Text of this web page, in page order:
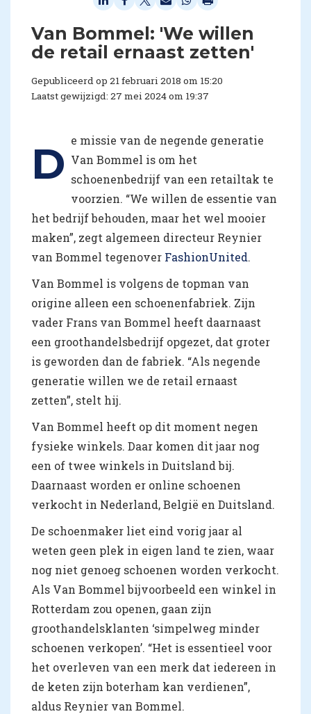
Van Bommel: 'We willen
de retail ernaast zetten'
Gepubliceerd op 21 februari 2018 om 15:20
Laatst gewijzigd: 27 mei 2024 om 19:37
D e missie van de negende generatie
Van Bommel is om het
schoenenbedrijf van een retailtak te
voorzien. “We willen de essentie van
het bedrijf behouden, maar het wel mooier
maken”, zegt algemeen directeur Reynier
van Bommel tegenover FashionUnited.
Van Bommel is volgens de topman van
origine alleen een schoenenfabriek. Zijn
vader Frans van Bommel heeft daarnaast
een groothandelsbedrijf opgezet, dat groter
is geworden dan de fabriek. “Als negende
generatie willen we de retail ernaast
zetten”, stelt hij.
Van Bommel heeft op dit moment negen
fysieke winkels. Daar komen dit jaar nog
een of twee winkels in Duitsland bij.
Daarnaast worden er online schoenen
verkocht in Nederland, België en Duitsland.
De schoenmaker liet eind vorig jaar al
weten geen plek in eigen land te zien, waar
nog niet genoeg schoenen worden verkocht.
Als Van Bommel bijvoorbeeld een winkel in
Rotterdam zou openen, gaan zijn
groothandelsklanten ‘simpelweg minder
schoenen verkopen’. “Het is essentieel voor
het overleven van een merk dat iedereen in
de keten zijn boterham kan verdienen”,
aldus Reynier van Bommel.